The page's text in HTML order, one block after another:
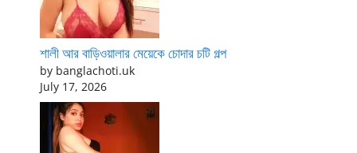
শালী আর বাড়িওয়ালার মেয়েকে চোদার চটি গল্প
by banglachoti.uk
July 17, 2026